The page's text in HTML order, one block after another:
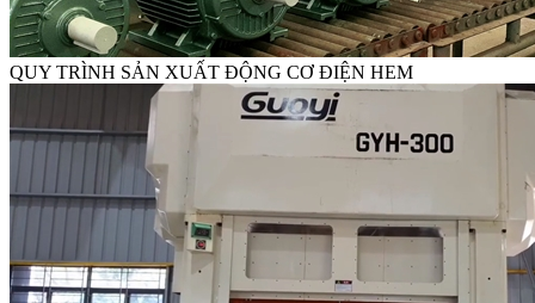
QUY TRÌNH SẢN XUẤT ĐỘNG CƠ ĐIỆN HEM